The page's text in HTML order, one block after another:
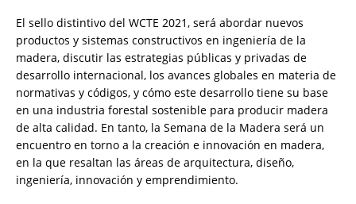
El sello distintivo del WCTE 2021, será abordar nuevos
productos y sistemas constructivos en ingeniería de la
madera, discutir las estrategias públicas y privadas de
desarrollo internacional, los avances globales en materia de
normativas y códigos, y cómo este desarrollo tiene su base
en una industria forestal sostenible para producir madera
de alta calidad. En tanto, la Semana de la Madera será un
encuentro en torno a la creación e innovación en madera,
en la que resaltan las áreas de arquitectura, diseño,
ingeniería, innovación y emprendimiento.